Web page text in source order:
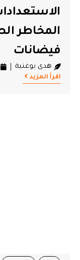
المخاطر
فيضانات
هدى بوغنية
اقرأ المزيد